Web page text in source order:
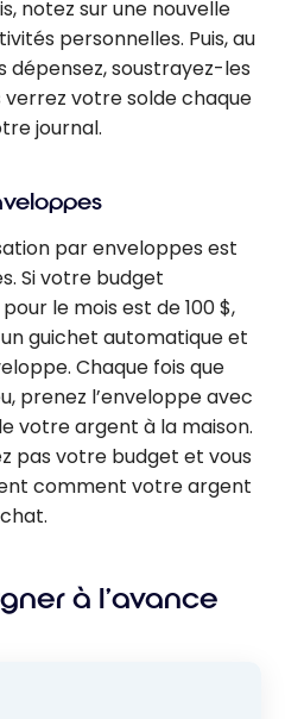
notez sur une nouvelle
personnelles. Puis, au
dépensez, soustrayez-les
votre solde chaque
journal.
par enveloppes est
Si votre budget
le mois est de 100 $,
guichet automatique et
Chaque fois que
prenez l’enveloppe avec
votre argent à la maison.
pas votre budget et vous
comment votre argent
à l’avance